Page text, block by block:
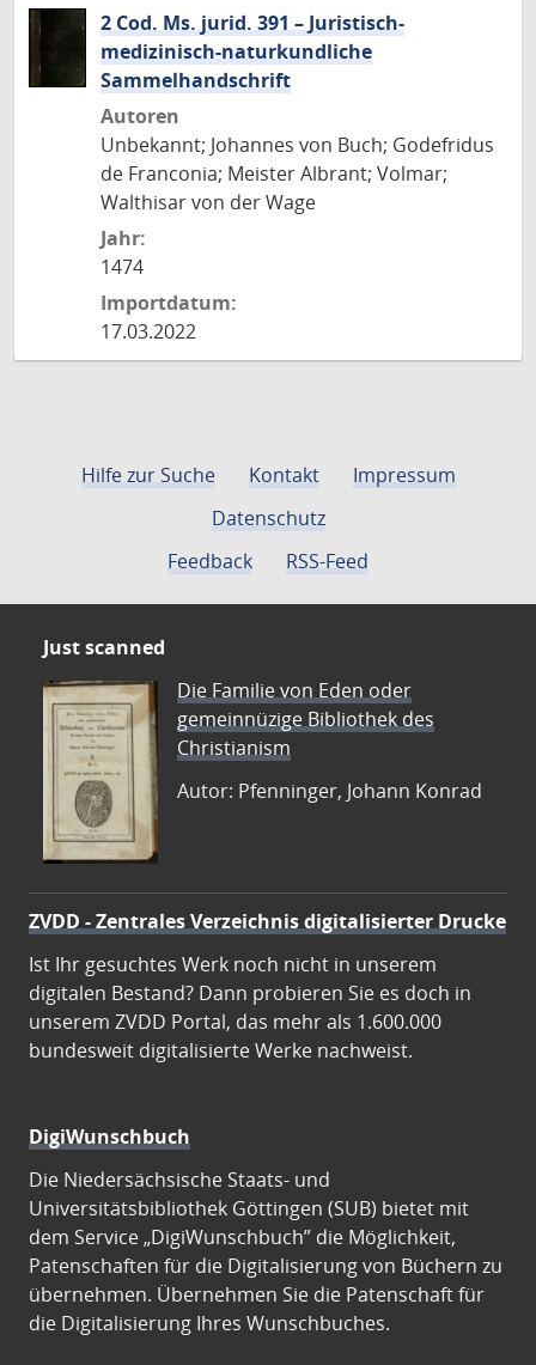
2 Cod. Ms. jurid. 391 – Juristisch-
medizinisch-naturkundliche
Sammelhandschrift
Autoren
Unbekannt; Johannes von Buch; Godefridus
de Franconia; Meister Albrant; Volmar;
Walthisar von der Wage
Jahr:
1474
Importdatum:
17.03.2022
Hilfe zur Suche Kontakt
Impressum
Datenschutz
Feedback
RSS-Feed
Just scanned
Die Familie von Eden oder
gemeinnüzige Bibliothek des
Christianism
Autor: Pfenninger, Johann Konrad
ZVDD - Zentrales Verzeichnis digitalisierter Drucke
Ist Ihr gesuchtes Werk noch nicht in unserem
digitalen Bestand? Dann probieren Sie es doch in
unserem ZVDD Portal, das mehr als 1.600.000
bundesweit digitalisierte Werke nachweist.
DigiWunschbuch
Die Niedersächsische Staats- und
Universitätsbibliothek Göttingen (SUB) bietet mit
dem Service „DigiWunschbuch” die Möglichkeit,
Patenschaften für die Digitalisierung von Büchern zu
übernehmen. Übernehmen Sie die Patenschaft für
die Digitalisierung Ihres Wunschbuches.